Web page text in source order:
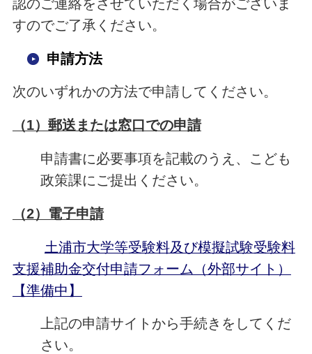
認のご連絡をさせていただく場合がございま
すのでご了承ください。
申請方法
次のいずれかの方法で申請してください。
（1）郵送または窓口での申請
申請書に必要事項を記載のうえ、こども
政策課にご提出ください。
（2）電子申請
土浦市大学等受験料及び模擬試験受験料
支援補助金交付申請フォーム（外部サイト）
【準備中】
上記の申請サイトから手続きをしてくだ
さい。